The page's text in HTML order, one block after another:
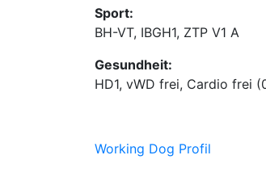
Sport:
BH-VT, IBGH1, ZTP V1 A
Gesundheit:
HD1, vWD frei, Cardio frei
Working Dog Profil